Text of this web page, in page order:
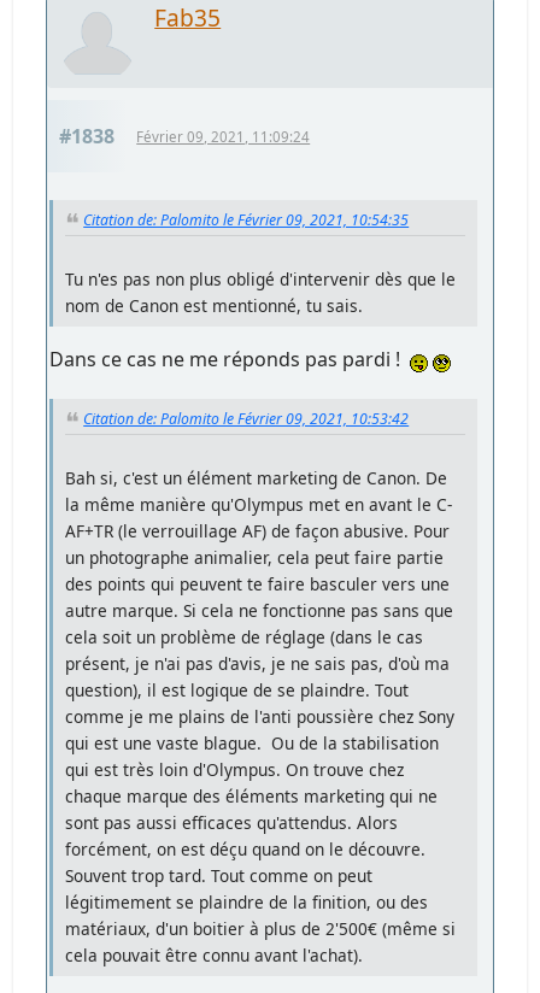
Fab35
#1838 Février 09, 2021, 11:09:24
Citation de: Palomito le Février 09, 2021, 10:54:35
Tu n'es pas non plus obligé d'intervenir dès que le
nom de Canon est mentionné, tu sais.
Dans ce cas ne me réponds pas pardi !
Citation de: Palomito le Février 09, 2021, 10:53:42
Bah si, c'est un élément marketing de Canon. De
la même manière qu'Olympus met en avant le C-
AF+TR (le verrouillage AF) de façon abusive. Pour
un photographe animalier, cela peut faire partie
des points qui peuvent te faire basculer vers une
autre marque. Si cela ne fonctionne pas sans que
cela soit un problème de réglage (dans le cas
présent, je n'ai pas d'avis, je ne sais pas, d'où ma
question), il est logique de se plaindre. Tout
comme je me plains de l'anti poussière chez Sony
qui est une vaste blague. Ou de la stabilisation
qui est très loin d'Olympus. On trouve chez
chaque marque des éléments marketing qui ne
sont pas aussi efficaces qu'attendus. Alors
forcément, on est déçu quand on le découvre.
Souvent trop tard. Tout comme on peut
légitimement se plaindre de la finition, ou des
matériaux, d'un boitier à plus de 2'500€ (même si
cela pouvait être connu avant l'achat).